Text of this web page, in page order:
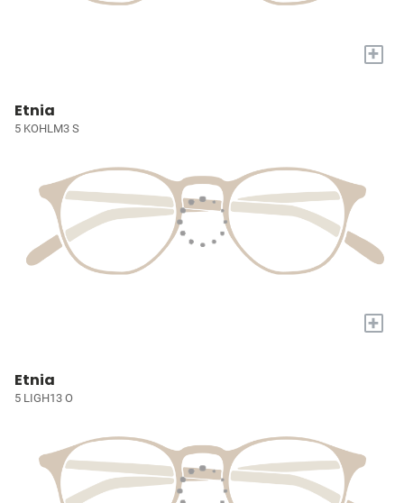
+
Etnia
5 KOHLM3 S
+
Etnia
5 LIGH13 O